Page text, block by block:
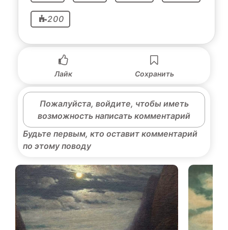
200
Лайк Сохранить
Пожалуйста, войдите, чтобы иметь
возможность написать комментарий
Будьте первым, кто оставит комментарий
по этому поводу